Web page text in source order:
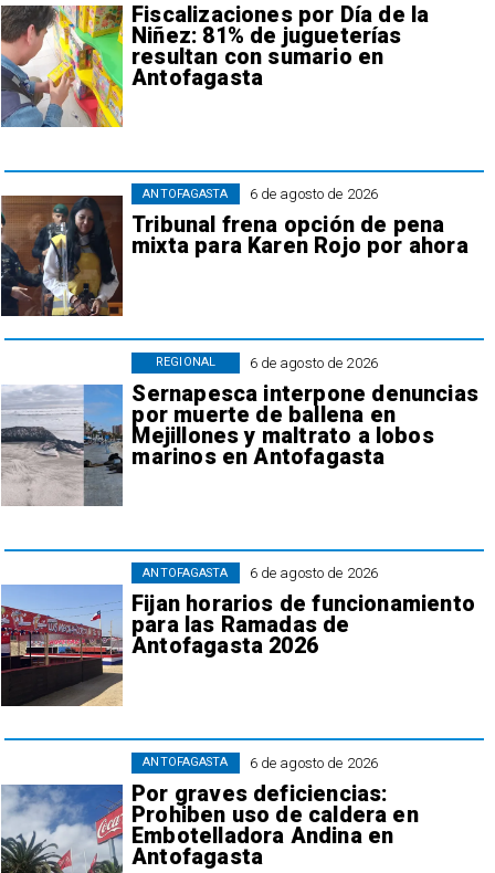
Fiscalizaciones por Día de la
Niñez: 81% de jugueterías
resultan con sumario en
Antofagasta
6 de agosto de 2026
Tribunal frena opción de pena
mixta para Karen Rojo por ahora
ANTOFAGASTA
6 de agosto de 2026
Sernapesca interpone denuncias
por muerte de ballena en
Mejillones y maltrato a lobos
marinos en Antofagasta
REGIONAL
6 de agosto de 2026
Fijan horarios de funcionamiento
para las Ramadas de
Antofagasta 2026
ANTOFAGASTA
6 de agosto de 2026
Por graves deficiencias:
Prohiben uso de caldera en
Embotelladora Andina en
Antofagasta
ANTOFAGASTA